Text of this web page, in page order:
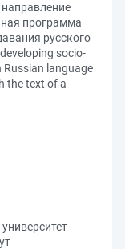
программа
русского
socio-
language
the text of a